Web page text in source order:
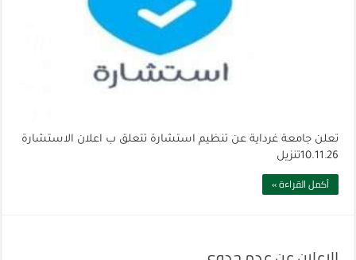
تعلن جامعة غرداية عن تنظيم استشارة تتعلق ب اعلان الاستشارة
10.11.26تنزيل
أكمل القراءة »